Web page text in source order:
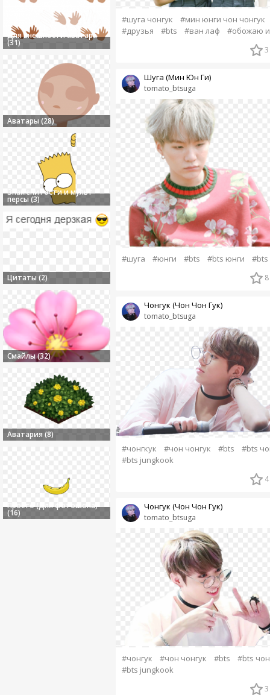
Для внешности аватара
(31)
Аватары (28)
Знаменитости и мульт
персы (3)
Цитаты (2)
Смайлы (32)
Аватария (8)
Просто (Для фотошопа)
(16)
#шуга чонгук
#мин юнги чон чонгук
#друзья
#bts #ван лаф #обожаю
3
tomato_btsuga
Шуга (Мин Юн Ги)
#шуга #юнги #bts #bts юнги #bts
8
tomato_btsuga
Чонгук (Чон Чон Гук)
#чонгкук #чон чонгук #bts
#bts
#bts jungkook
4
tomato_btsuga
Чонгук (Чон Чон Гук)
#чонгук #чон чонгук #bts
#bts
#bts jungkook
3